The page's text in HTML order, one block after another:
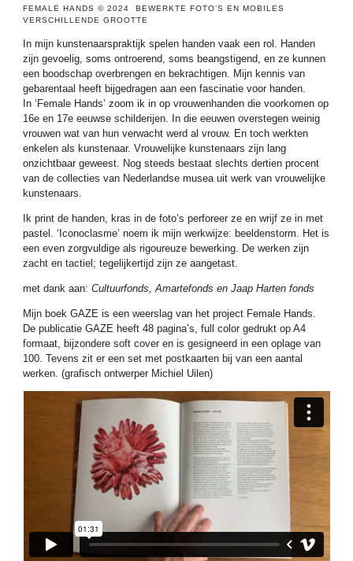
FEMALE HANDS © 2024 BEWERKTE FOTO’S EN MOBILES
VERSCHILLENDE GROOTTE
In mijn kunstenaarspraktijk spelen handen vaak een rol. Handen
zijn gevoelig, soms ontroerend, soms beangstigend, en ze kunnen
een boodschap overbrengen en bekrachtigen. Mijn kennis van
gebarentaal heeft bijgedragen aan een fascinatie voor handen.
In ‘Female Hands’ zoom ik in op vrouwenhanden die voorkomen op
16e en 17e eeuwse schilderijen. In die eeuwen overstegen weinig
vrouwen wat van hun verwacht werd al vrouw. En toch werkten
enkelen als kunstenaar. Vrouwelijke kunstenaars zijn lang
onzichtbaar geweest. Nog steeds bestaat slechts dertien procent
van de collecties van Nederlandse musea uit werk van vrouwelijke
kunstenaars.
Ik print de handen, kras in de foto’s perforeer ze en wrijf ze in met
pastel. ‘Iconoclasme’ noem ik mijn werkwijze: beeldenstorm. Het is
een even zorgvuldige als rigoureuze bewerking. De werken zijn
zacht en tactiel; tegelijkertijd zijn ze aangetast.
met dank aan:Cultuurfonds, Amartefonds en Jaap Harten fonds
Mijn boek GAZE is een weerslag van het project Female Hands.
De publicatie GAZE heeft 48 pagina’s, full color gedrukt op A4
formaat, bijzondere soft cover en is gesigneerd in een oplage van
100. Tevens zit er een set met postkaarten bij van een aantal
werken. (grafisch ontwerper Michiel Uilen)